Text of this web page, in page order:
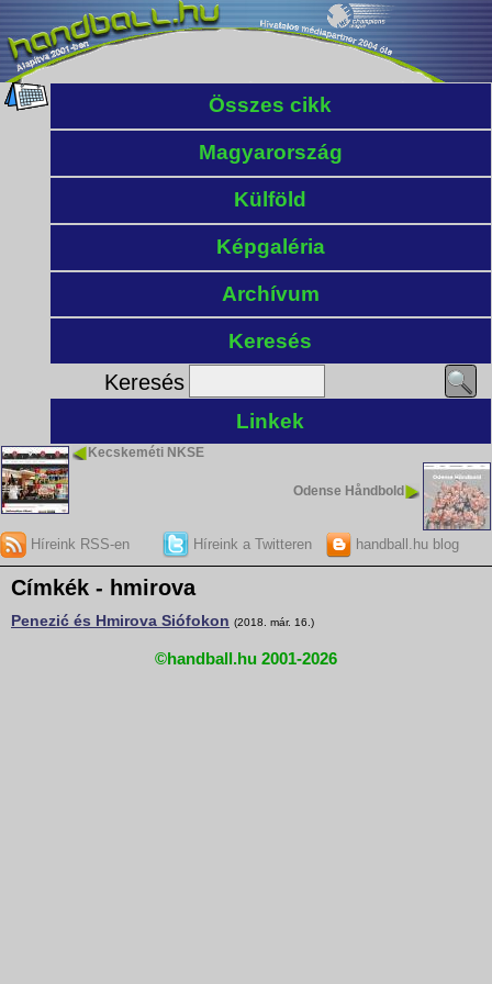
Összes cikk
Magyarország
Külföld
Képgaléria
Archívum
Keresés
Keresés
Linkek
Kecskeméti NKSE
Odense Håndbold
Híreink RSS-en Híreink a Twitteren handball.hu blog
Címkék - hmirova
Penezić és Hmirova Siófokon (2018. már. 16.)
©handball.hu 2001-2026